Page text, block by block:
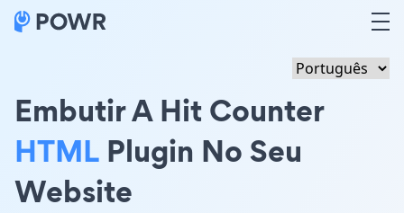
Embutir A Hit Counter
HTML Plugin No Seu
Website